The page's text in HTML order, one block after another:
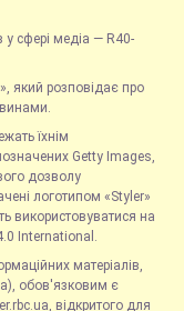
у сфері медіа — R40-
який розповідає про
їхнім
Getty Images,
дозволу
логотипом «Styler»
використовуватися на
International.
матеріалів,
обов'язковим є
відкритого для